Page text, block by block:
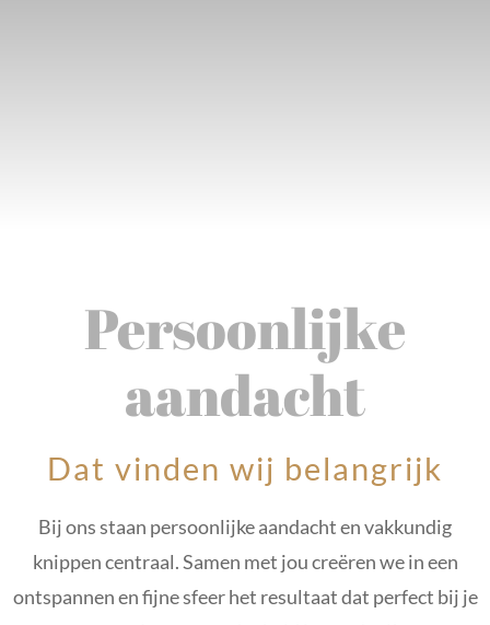
Persoonlijke
aandacht
Dat vinden wij belangrijk
Bij ons staan persoonlijke aandacht en vakkundig
knippen centraal. Samen met jou creëren we in een
ontspannen en fijne sfeer het resultaat dat perfect bij je